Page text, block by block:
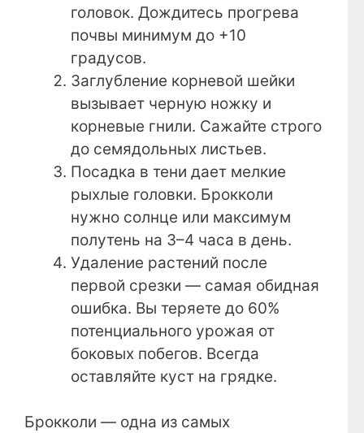
головок. Дождитесь прогрева
почвы минимум до +10
градусов.
Заглубление корневой шейки
вызывает черную ножку и
корневые гнили. Сажайте строго
до семядольных листьев.
Посадка в тени дает мелкие
рыхлые головки. Брокколи
нужно солнце или максимум
полутень на 3–4 часа в день.
Удаление растений после
первой срезки — самая обидная
ошибка. Вы теряете до 60%
потенциального урожая от
боковых побегов. Всегда
оставляйте куст на грядке.
Брокколи — одна из самых